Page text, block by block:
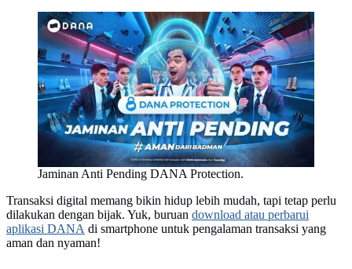
Jaminan Anti Pending DANA Protection.
Transaksi digital memang bikin hidup lebih mudah, tapi tetap perlu
dilakukan dengan bijak. Yuk, buruan download atau perbarui
aplikasi DANA di smartphone untuk pengalaman transaksi yang
aman dan nyaman!